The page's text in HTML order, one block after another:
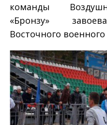
команды
«Бронзу»
Восточного военного